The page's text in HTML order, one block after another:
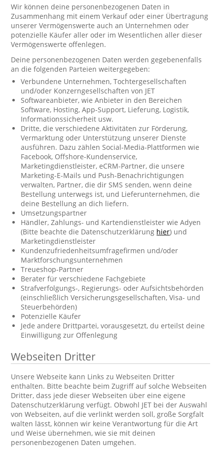
Wir können deine personenbezogenen Daten in
Zusammenhang mit einem Verkauf oder einer Übertragung
unserer Vermögenswerte auch an Unternehmen oder
potenzielle Käufer aller oder im Wesentlichen aller dieser
Vermögenswerte offenlegen.
Deine personenbezogenen Daten werden gegebenenfalls
an die folgenden Parteien weitergegeben:
Verbundene Unternehmen, Tochtergesellschaften
und/oder Konzerngesellschaften von JET
Softwareanbieter, wie Anbieter in den Bereichen
Software, Hosting, App-Support, Lieferung, Logistik,
Informationssicherheit usw.
Dritte, die verschiedene Aktivitäten zur Förderung,
Vermarktung oder Unterstützung unserer Dienste
ausführen. Dazu zählen Social-Media-Plattformen wie
Facebook, Offshore-Kundenservice,
Marketingdienstleister, eCRM-Partner, die unsere
Marketing-E-Mails und Push-Benachrichtigungen
verwalten, Partner, die dir SMS senden, wenn deine
Bestellung unterwegs ist, und Lieferunternehmen, die
deine Bestellung an dich liefern.
Umsetzungspartner
Händler, Zahlungs- und Kartendienstleister wie Adyen
(Bitte beachte die Datenschutzerklärung hier) und
Marketingdienstleister
Kundenzufriedenheitsumfragefirmen und/oder
Marktforschungsunternehmen
Treueshop-Partner
Berater für verschiedene Fachgebiete
Strafverfolgungs-, Regierungs- oder Aufsichtsbehörden
(einschließlich Versicherungsgesellschaften, Visa- und
Steuerbehörden)
Potenzielle Käufer
Jede andere Drittpartei, vorausgesetzt, du erteilst deine
Einwilligung zur Offenlegung
Webseiten Dritter
Unsere Webseite kann Links zu Webseiten Dritter
enthalten. Bitte beachte beim Zugriff auf solche Webseiten
Dritter, dass jede dieser Webseiten über eine eigene
Datenschutzerklärung verfügt. Obwohl JET bei der Auswahl
von Webseiten, auf die verlinkt werden soll, große Sorgfalt
walten lässt, können wir keine Verantwortung für die Art
und Weise übernehmen, wie sie mit deinen
personenbezogenen Daten umgehen.